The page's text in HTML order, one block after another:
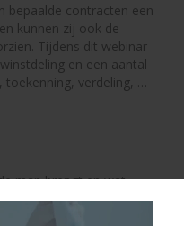
bepaalde contracten een
kunnen zij ook de
Tijdens dit webinar
en een aantal
verdeling, …
man brengt en wat
winstdeling die